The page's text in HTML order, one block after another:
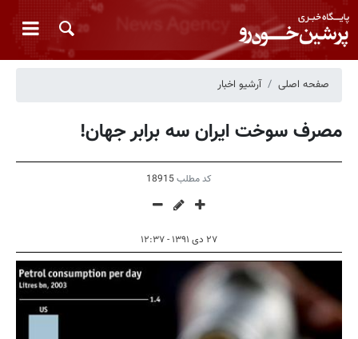
صفحه اصلی آرشیو اخبار
مصرف سوخت ایران سه برابر جهان!
کد مطلب18915
۲۷ دی ۱۳۹۱ - ۱۲:۳۷